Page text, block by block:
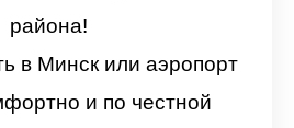
района!
в Минск или аэропорт
и по честной